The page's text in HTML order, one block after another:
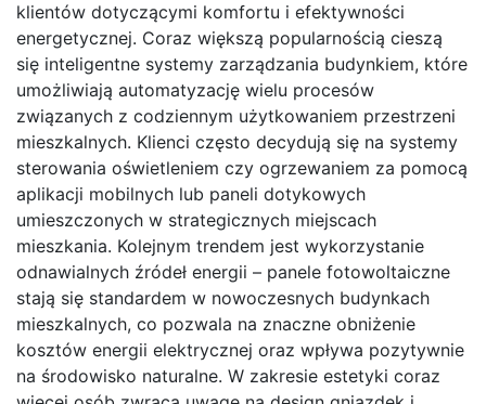
klientów dotyczącymi komfortu i efektywności
energetycznej. Coraz większą popularnością cieszą
się inteligentne systemy zarządzania budynkiem, które
umożliwiają automatyzację wielu procesów
związanych z codziennym użytkowaniem przestrzeni
mieszkalnych. Klienci często decydują się na systemy
sterowania oświetleniem czy ogrzewaniem za pomocą
aplikacji mobilnych lub paneli dotykowych
umieszczonych w strategicznych miejscach
mieszkania. Kolejnym trendem jest wykorzystanie
odnawialnych źródeł energii – panele fotowoltaiczne
stają się standardem w nowoczesnych budynkach
mieszkalnych, co pozwala na znaczne obniżenie
kosztów energii elektrycznej oraz wpływa pozytywnie
na środowisko naturalne. W zakresie estetyki coraz